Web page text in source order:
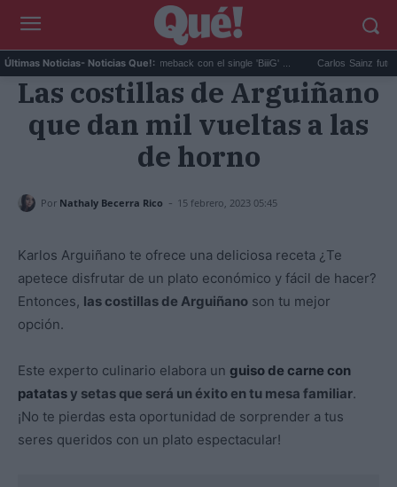
Últimas Noticias- Noticias Que!:
BIGBANG anuncia su comeback con el single 'BiiiG' ... Carlos Sainz futuro
Las costillas de Arguiñano
que dan mil vueltas a las
de horno
Por Nathaly Becerra Rico - 15 febrero, 2023 05:45
Karlos Arguiñano te ofrece una deliciosa receta ¿Te
apetece disfrutar de un plato económico y fácil de hacer?
Entonces, las costillas de Arguiñano son tu mejor
opción.
Este experto culinario elabora un guiso de carne con
patatasy setas que será un éxito en tu mesa familiar.
¡No te pierdas esta oportunidad de sorprender a tus
seres queridos con un plato espectacular!